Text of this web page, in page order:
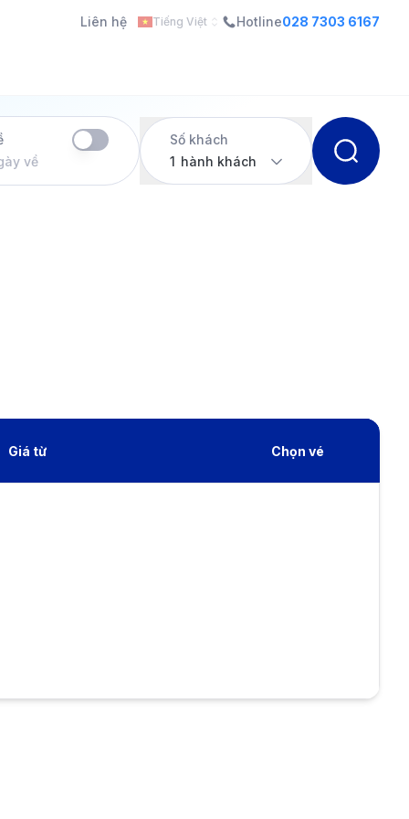
Liên hệ Tiếng Việt Hotline028 7303 6167
về
Số khách
1 hành khách
Giá từ Chọn vé